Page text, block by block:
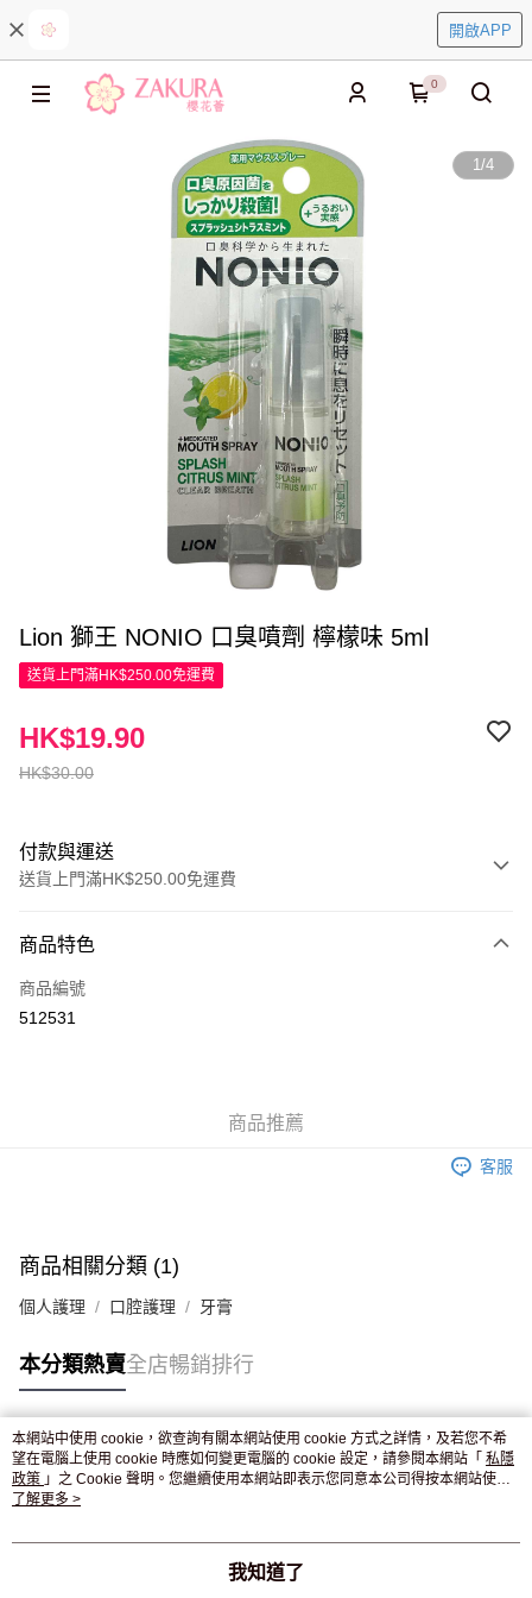
開啟APP
0
1/4
Lion 獅王 NONIO 口臭噴劑 檸檬味 5ml
送貨上門滿HK$250.00免運費
HK$30.00
HK$19.90
付款與運送
送貨上門滿HK$250.00免運費
信用卡
Apple Pay
付款後門市自取，訂單確認後2-4個工作天到店，7天內取。逾期後
商品特色
商品編號
512531
商品推薦
客服
商品相關分類 (1)
個人護理 口腔護理 牙膏
本分類熱賣全店暢銷排行
熱門標籤
熱銷排行
本網站中使用 cookie，欲查詢有關本網站使用 cookie 方式之詳情，及若您不希
望在電腦上使用 cookie 時應如何變更電腦的 cookie 設定，請參閱本網站「 私隱
政策 」之 Cookie 聲明。您繼續使用本網站即表示您同意本公司得按本網站使用
條款之 Cookie 聲明使用 cookie。
了解更多 >
我知道了